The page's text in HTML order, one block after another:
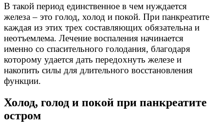
В такой период единственное в чем нуждается
железа – это голод, холод и покой. При панкреатите
каждая из этих трех составляющих обязательна и
неотъемлема. Лечение воспаления начинается
именно со спасительного голодания, благодаря
которому удается дать передохнуть железе и
накопить силы для длительного восстановления
функции.
Холод, голод и покой при панкреатите
остром